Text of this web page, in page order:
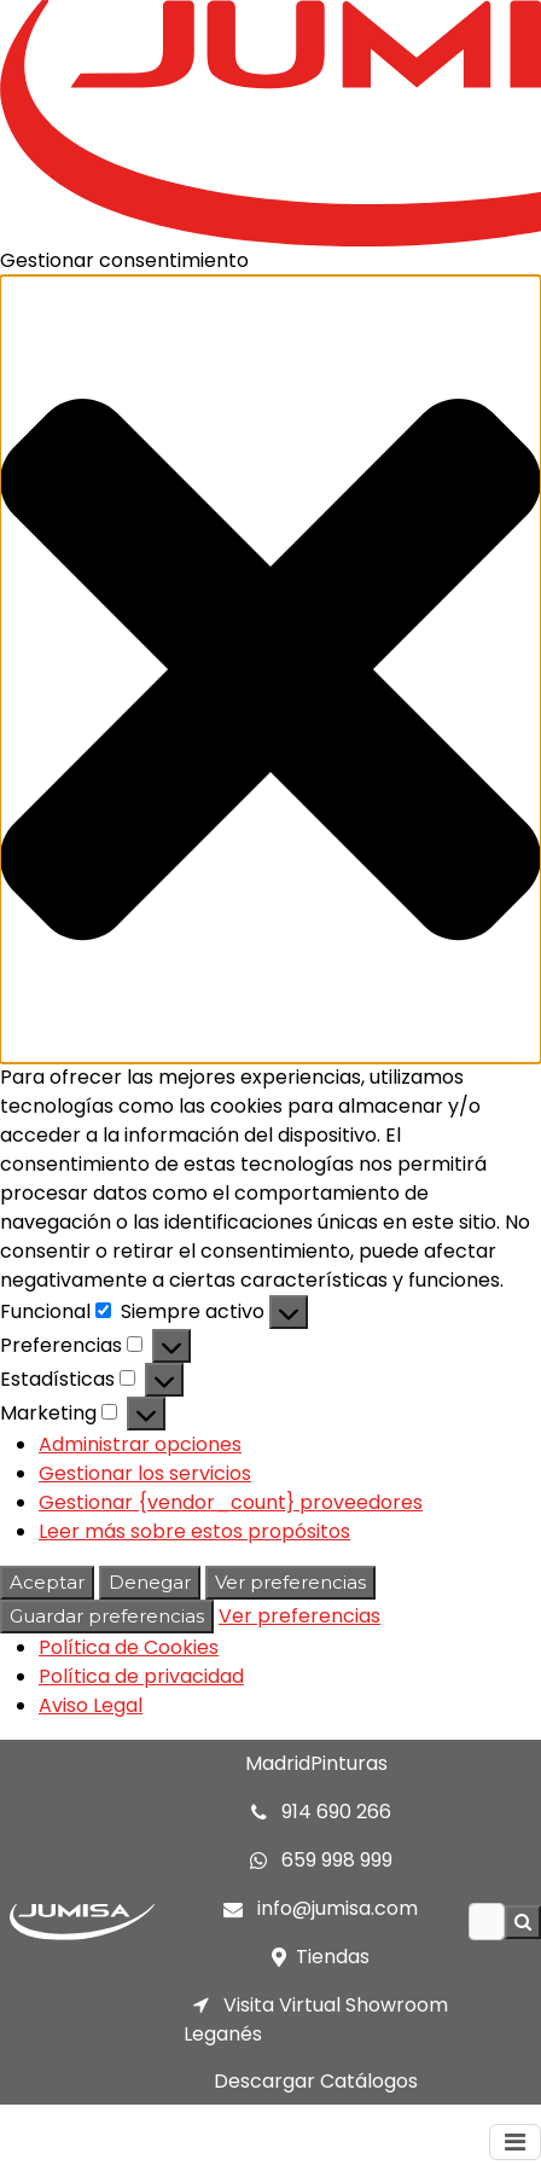
Gestionar consentimiento
Para ofrecer las mejores experiencias, utilizamos
tecnologías como las cookies para almacenar y/o
acceder a la información del dispositivo. El
consentimiento de estas tecnologías nos permitirá
procesar datos como el comportamiento de
navegación o las identificaciones únicas en este sitio. No
consentir o retirar el consentimiento, puede afectar
negativamente a ciertas características y funciones.
Funcional
Siempre activo
Preferencias
Estadísticas
Marketing
Administrar opciones
Gestionar los servicios
Gestionar {vendor_count} proveedores
Leer más sobre estos propósitos
Aceptar Denegar
Ver preferencias
Guardar preferencias
Ver preferencias
Política de Cookies
Política de privacidad
Aviso Legal
MadridPinturas
914 690 266
659 998 999
info@jumisa.com
Tiendas
Visita Virtual Showroom
Leganés
Descargar Catálogos